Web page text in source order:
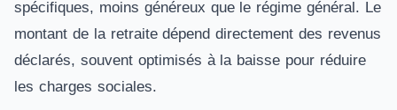
spécifiques, moins généreux que le régime général. Le
montant de la retraite dépend directement des revenus
déclarés, souvent optimisés à la baisse pour réduire
les charges sociales.